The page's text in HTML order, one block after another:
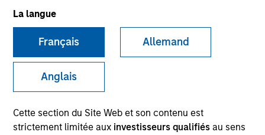
La langue
Français Allemand
Anglais
Cette section du Site Web et son contenu est
strictement limitée aux investisseurs qualifiésau sens
United States
Invested on